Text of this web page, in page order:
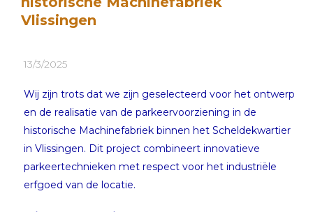
Vlissingen
13/3/2025
Wij zijn trots dat we zijn geselecteerd voor het ontwerp
en de realisatie van de parkeervoorziening in de
historische Machinefabriek binnen het Scheldekwartier
in Vlissingen. Dit project combineert innovatieve
parkeertechnieken met respect voor het industriële
erfgoed van de locatie.